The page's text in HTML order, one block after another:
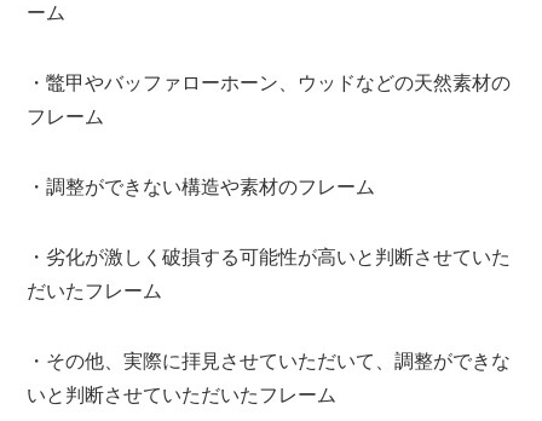
ーム
・鼈甲やバッファローホーン、ウッドなどの天然素材の
フレーム
・調整ができない構造や素材のフレーム
・劣化が激しく破損する可能性が高いと判断させていた
だいたフレーム
・その他、実際に拝見させていただいて、調整ができな
いと判断させていただいたフレーム